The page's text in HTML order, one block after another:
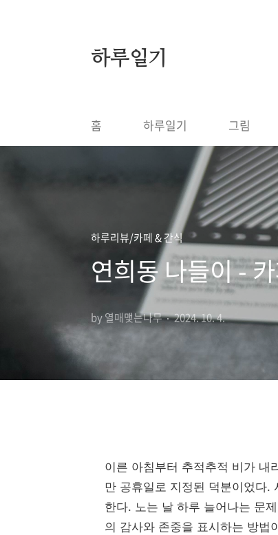
하루일기
홈 하루일기 그림
하루리뷰/카페 & 간식
연희동 나들이 -
by 열매맺는나무 2024. 10. 4.
이른 아침부터 추적추적 비가 내
만 공휴일로 지정된 덕분이었다.
한다. 노는 날 하루 늘어나는 문
의 감사와 존중을 표시하는 방법